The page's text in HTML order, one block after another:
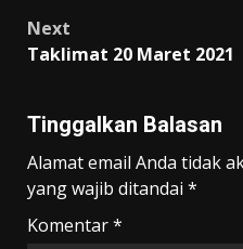
Next
Taklimat 20 Maret 2021
Tinggalkan Balasan
Alamat email Anda tidak
yang wajib ditandai *
Komentar*